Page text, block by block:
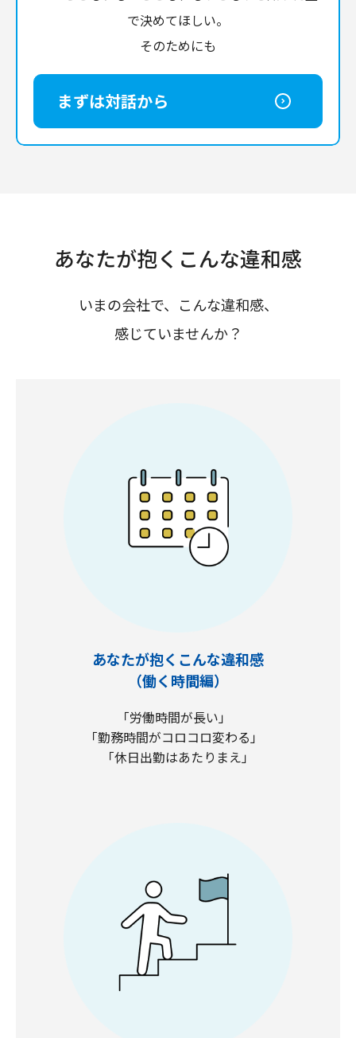
で決めてほしい。
そのためにも
まずは対話から
あなたが抱くこんな違和感
いまの会社で、こんな違和感、
感じていませんか？
あなたが抱くこんな違和感
（働く時間編）
「労働時間が長い」
「勤務時間がコロコロ変わる」
「休日出勤はあたりまえ」